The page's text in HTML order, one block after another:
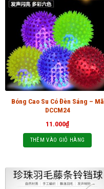
Bóng Cao Su Có Đèn Sáng – Mã
DCCM24
11.000₫
THÊM VÀO GIỎ HÀNG